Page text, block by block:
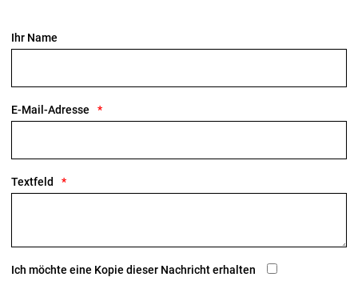
Ihr Name
E-Mail-Adresse
Textfeld
Ich möchte eine Kopie dieser Nachricht erhalten